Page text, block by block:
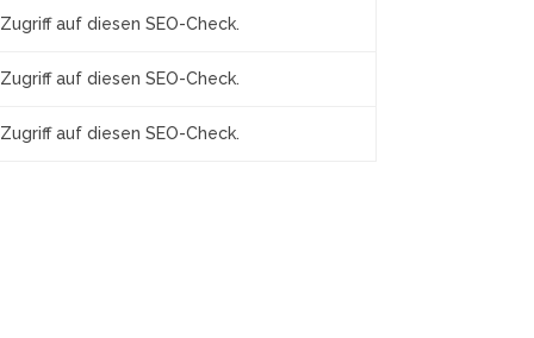
auf diesen SEO-Check.
auf diesen SEO-Check.
auf diesen SEO-Check.